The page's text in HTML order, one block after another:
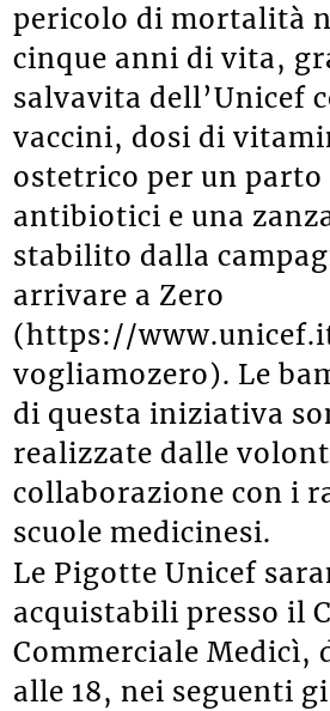
pericolo di mortalità
cinque anni di vita,
salvavita dell’Unicef
vaccini, dosi di
ostetrico per un parto
antibiotici e una
stabilito dalla
arrivare a Zero
(https://
vogliamozero). Le
di questa iniziativa
realizzate dalle
collaborazione con i
scuole medicinesi.
Le Pigotte Unicef
acquistabili presso il
Commerciale Medicì,
alle 18, nei seguenti